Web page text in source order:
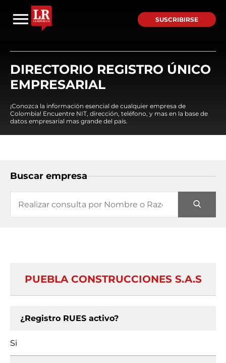
SUSCRIBIRSE
DIRECTORIO REGISTRO ÚNICO
EMPRESARIAL
¡Conozca la información esencial de cualquier empresa de
Colombia! Encuentre NIT, dirección, teléfono, y mas en la base de
datos empresarial mas grande del país.
Buscar empresa
PUEBLA CONSTRUCCIONES S.A.S
¿Registro RUES activo?
Si